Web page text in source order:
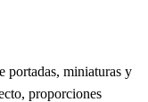
portadas, miniaturas y
proporciones